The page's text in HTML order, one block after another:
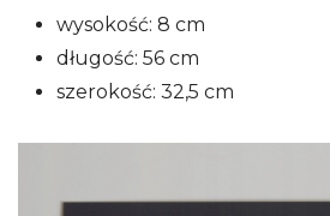
wysokość: 8 cm
długość: 56 cm
szerokość: 32,5 cm